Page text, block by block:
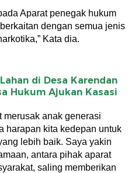
Aparat penegak hukum
dengan semua jenis
Kata dia.
di Desa Karendan
Hukum Ajukan Kasasi
merusak anak generasi
harapan kita kedepan untuk
lebih baik. Saya yakin
antara pihak aparat
saling memberikan